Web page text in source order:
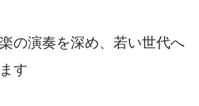
の演奏を深め、若い世代へ
す